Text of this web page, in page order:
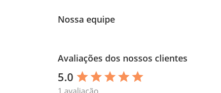
Nossa equipe
Avaliações dos nossos clientes
5.0 star star star star star
1 avaliação